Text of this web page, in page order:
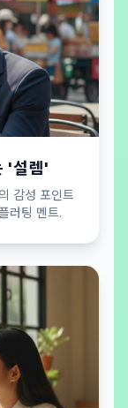
'설렘'
감성 포인트
러팅 멘트.